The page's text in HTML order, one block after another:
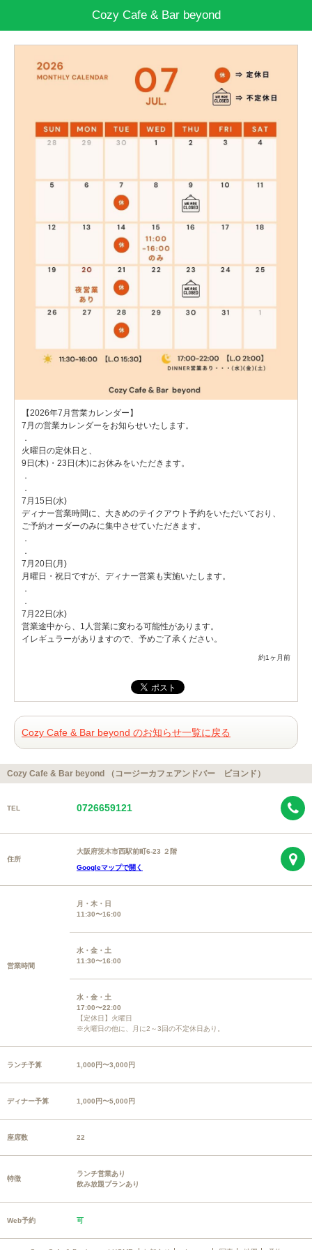
Cozy Cafe & Bar beyond
【2026年7月営業カレンダー】
7月の営業カレンダーをお知らせいたします。
．
火曜日の定休日と、
9日(木)・23日(木)にお休みをいただきます。
．
．
7月15日(水)
ディナー営業時間に、大きめのテイクアウト予約をいただいており、
ご予約オーダーのみに集中させていただきます。
．
．
7月20日(月)
月曜日・祝日ですが、ディナー営業も実施いたします。
．
．
7月22日(水)
営業途中から、1人営業に変わる可能性があります。
イレギュラーがありますので、予めご了承ください。
約1ヶ月前
Cozy Cafe & Bar beyond のお知らせ一覧に戻る
Cozy Cafe & Bar beyond （コージーカフェアンドバー ビヨンド）
TEL 0726659121
住所
大阪府茨木市西駅前町6-23 ２階
Googleマップで開く
営業時間
月・木・日
11:30〜16:00
水・金・土
11:30〜16:00
水・金・土
17:00〜22:00
【定休日】火曜日
※火曜日の他に、月に2～3回の不定休日あり。
ランチ予算 1,000円〜3,000円
ディナー予算 1,000円〜5,000円
座席数 22
特徴
ランチ営業あり
飲み放題プランあり
Web予約 可